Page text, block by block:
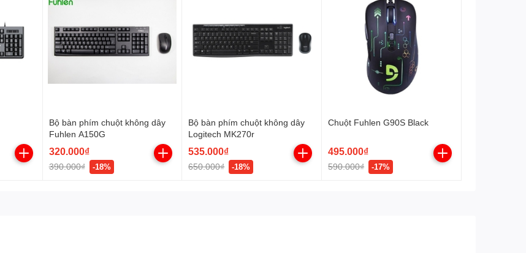
Bộ bàn phím chuột không dây
Fuhlen A150G
320.000₫
390.000₫ -18%
Bộ bàn phím chuột không dây
Logitech MK270r
535.000₫
650.000₫ -18%
Chuột Fuhlen G90S Black
495.000₫
590.000₫ -17%